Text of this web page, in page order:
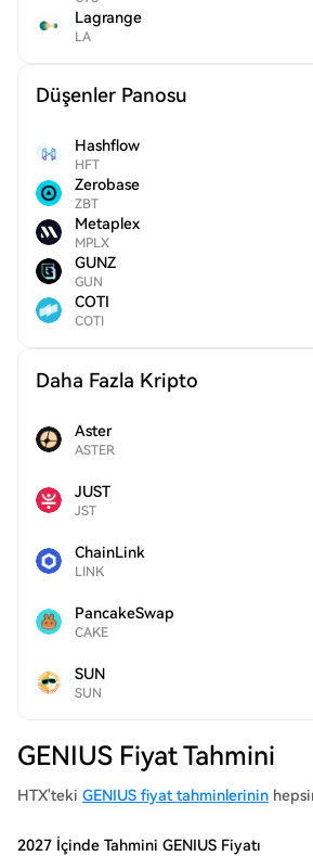
Lagrange
LA
Düşenler Panosu
Hashflow
HFT
Zerobase
ZBT
Metaplex
MPLX
GUNZ
GUN
COTI
COTI
Daha Fazla Kripto
Aster
ASTER
JUST
JST
ChainLink
LINK
PancakeSwap
CAKE
SUN
SUN
GENIUS Fiyat Tahmini
HTX'teki GENIUS fiyat tahminlerinin
2027 İçinde Tahmini GENIUS Fiyatı